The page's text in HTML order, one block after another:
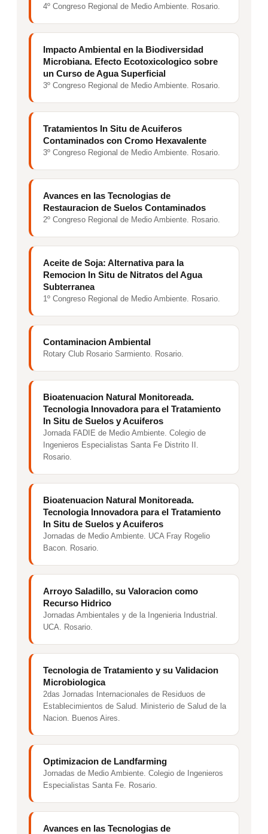
4º Congreso Regional de Medio Ambiente. Rosario.
Impacto Ambiental en la Biodiversidad
Microbiana. Efecto Ecotoxicologico sobre
un Curso de Agua Superficial
3º Congreso Regional de Medio Ambiente. Rosario.
Tratamientos In Situ de Acuiferos
Contaminados con Cromo Hexavalente
3º Congreso Regional de Medio Ambiente. Rosario.
Avances en las Tecnologias de
Restauracion de Suelos Contaminados
2º Congreso Regional de Medio Ambiente. Rosario.
Aceite de Soja: Alternativa para la
Remocion In Situ de Nitratos del Agua
Subterranea
1º Congreso Regional de Medio Ambiente. Rosario.
Contaminacion Ambiental
Rotary Club Rosario Sarmiento. Rosario.
Bioatenuacion Natural Monitoreada.
Tecnologia Innovadora para el Tratamiento
In Situ de Suelos y Acuiferos
Jornada FADIE de Medio Ambiente. Colegio de
Ingenieros Especialistas Santa Fe Distrito II.
Rosario.
Bioatenuacion Natural Monitoreada.
Tecnologia Innovadora para el Tratamiento
In Situ de Suelos y Acuiferos
Jornadas de Medio Ambiente. UCA Fray Rogelio
Bacon. Rosario.
Arroyo Saladillo, su Valoracion como
Recurso Hidrico
Jornadas Ambientales y de la Ingenieria Industrial.
UCA. Rosario.
Tecnologia de Tratamiento y su Validacion
Microbiologica
2das Jornadas Internacionales de Residuos de
Establecimientos de Salud. Ministerio de Salud de la
Nacion. Buenos Aires.
Optimizacion de Landfarming
Jornadas de Medio Ambiente. Colegio de Ingenieros
Especialistas Santa Fe. Rosario.
Avances en las Tecnologias de